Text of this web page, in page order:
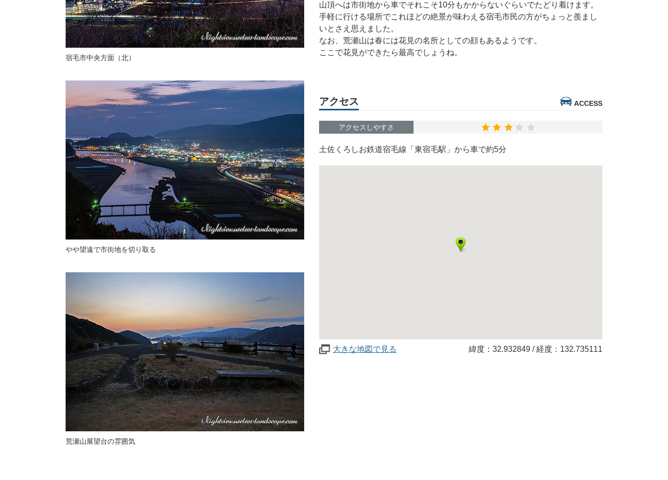
宿毛市中央方面（北）
やや望遠で市街地を切り取る
荒瀬山展望台の雰囲気
山頂へは市街地から車でそれこそ10分もかからないぐらいでたどり着けます。
手軽に行ける場所でこれほどの絶景が味わえる宿毛市民の方がちょっと羨まし
いとさえ思えました。
なお、荒瀬山は春には花見の名所としての顔もあるようです。
ここで花見ができたら最高でしょうね。
アクセス ACCESS
アクセスしやすさ
土佐くろしお鉄道宿毛線「東宿毛駅」から車で約5分
大きな地図で見る 緯度： 32.932849 / 経度： 132.735111